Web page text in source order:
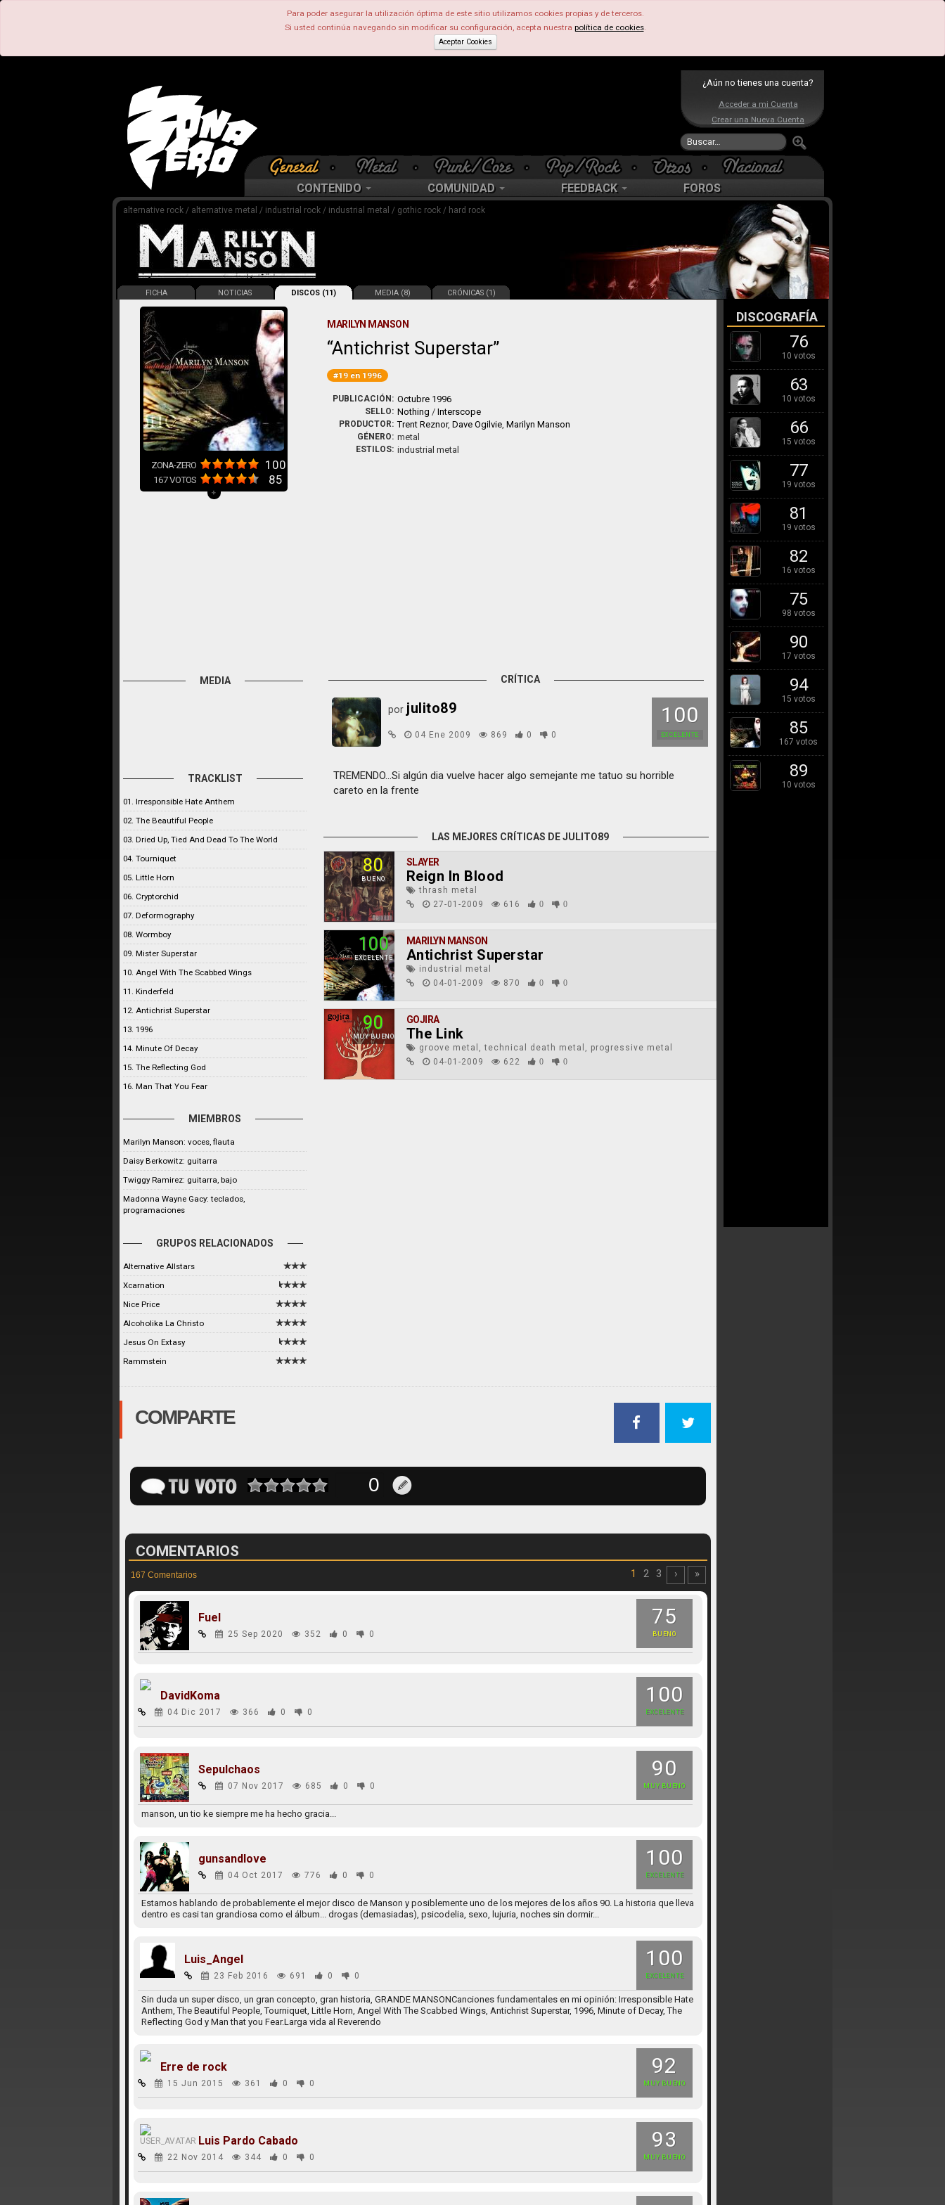
Para poder asegurar la utilización óptima de este sitio utilizamos cookies propias y de terceros.
Si usted continúa navegando sin modificar su configuración, acepta nuestra política de cookies.
Aceptar Cookies
¿Aún no tienes una cuenta?
Acceder a mi Cuenta
Crear una Nueva Cuenta
CONTENIDO COMUNIDAD FEEDBACK FOROS
alternative rock / alternative metal / industrial rock / industrial metal / gothic rock / hard rock
FICHA NOTICIAS DISCOS (11) MEDIA (8) CRÓNICAS (1)
ZONA-ZERO 100
167VOTOS 85
+
MARILYN MANSON
Antichrist Superstar
#19 en 1996
PUBLICACIÓN: Octubre 1996
SELLO: Nothing /Interscope
PRODUCTOR: Trent Reznor,Dave Ogilvie,Marilyn Manson
GÉNERO: metal
ESTILOS: industrial metal
MEDIA
TRACKLIST
01. Irresponsible Hate Anthem
02. The Beautiful People
03. Dried Up, Tied And Dead To The World
04. Tourniquet
05. Little Horn
06. Cryptorchid
07. Deformography
08. Wormboy
09. Mister Superstar
10. Angel With The Scabbed Wings
11. Kinderfeld
12. Antichrist Superstar
13. 1996
14. Minute Of Decay
15. The Reflecting God
16. Man That You Fear
MIEMBROS
Marilyn Manson: voces, flauta
Daisy Berkowitz: guitarra
Twiggy Ramirez: guitarra, bajo
Madonna Wayne Gacy: teclados,
programaciones
GRUPOS RELACIONADOS
Alternative Allstars
Xcarnation
Nice Price
Alcoholika La Christo
Jesus On Extasy
Rammstein
CRÍTICA
100
EXCELENTE
por julito89
04 Ene 2009 869 0 0
TREMENDO...Si algún dia vuelve hacer algo semejante me tatuo su horrible
careto en la frente
LAS MEJORES CRÍTICAS DE JULITO89
80
BUENO
SLAYER
Reign In Blood
thrash metal
27-01-2009
616 0 0
100
EXCELENTE
MARILYN MANSON
Antichrist Superstar
industrial metal
04-01-2009
870 0 0
90
MUY BUENO
GOJIRA
The Link
groove metal, technical death metal, progressive metal
04-01-2009
622 0 0
COMPARTE
COMENTARIOS
167 Comentarios 1 2 3 › »
75
BUENO
Fuel
25 Sep 2020 352 0 0
100
EXCELENTE
DavidKoma
04 Dic 2017 366 0 0
90
MUY BUENO
Sepulchaos
07 Nov 2017 685 0 0
manson, un tio ke siempre me ha hecho gracia...
100
EXCELENTE
gunsandlove
04 Oct 2017 776 0 0
Estamos hablando de probablemente el mejor disco de Manson y posiblemente uno de los mejores de los años 90. La historia que lleva
dentro es casi tan grandiosa como el álbum... drogas (demasiadas), psicodelia, sexo, lujuria, noches sin dormir...
100
EXCELENTE
Luis_Angel
23 Feb 2016 691 0 0
Sin duda un super disco, un gran concepto, gran historia, GRANDE MANSONCanciones fundamentales en mi opinión: Irresponsible Hate
Anthem, The Beautiful People, Tourniquet, Little Horn, Angel With The Scabbed Wings, Antichrist Superstar, 1996, Minute of Decay, The
Reflecting God y Man that you Fear.Larga vida al Reverendo
92
MUY BUENO
Erre de rock
15 Jun 2015 361 0 0
93
MUY BUENO
Luis Pardo Cabado
22 Nov 2014 344 0 0
DISCOGRAFÍA
76
10 votos
63
10 votos
66
15 votos
77
19 votos
81
19 votos
82
16 votos
75
98 votos
90
17 votos
94
15 votos
85
167 votos
89
10 votos